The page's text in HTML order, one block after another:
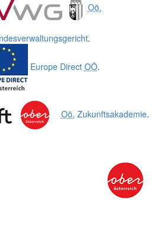
Oö.
.
Europe Direct OÖ.
Oö. Zukunftsakademie.